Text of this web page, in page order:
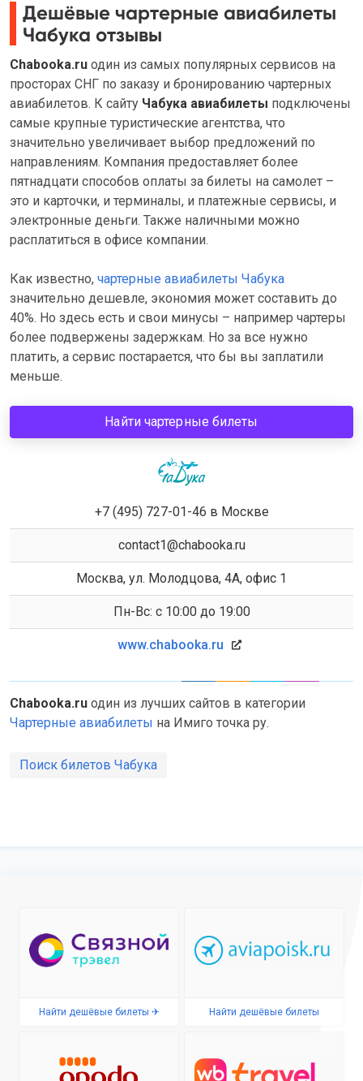
Дешёвые чартерные авиабилеты
Чабука отзывы
Chabooka.ru один из самых популярных сервисов на
просторах СНГ по заказу и бронированию чартерных
авиабилетов. К сайту Чабука авиабилеты подключены
самые крупные туристические агентства, что
значительно увеличивает выбор предложений по
направлениям. Компания предоставляет более
пятнадцати способов оплаты за билеты на самолет –
это и карточки, и терминалы, и платежные сервисы, и
электронные деньги. Также наличными можно
расплатиться в офисе компании.
Как известно, чартерные авиабилеты Чабука
значительно дешевле, экономия может составить до
40%. Но здесь есть и свои минусы – например чартеры
более подвержены задержкам. Но за все нужно
платить, а сервис постарается, что бы вы заплатили
меньше.
Найти чартерные билеты
+7 (495) 727-01-46 в Москве
contact1@chabooka.ru
Москва, ул. Молодцова, 4А, офис 1
Пн-Вс: с 10:00 до 19:00
www.chabooka.ru
Chabooka.ru один из лучших сайтов в категории
Чартерные авиабилеты на Имиго точка ру.
Поиск билетов Чабука
Найти дешёвые билеты ✈ Найти дешёвые билеты